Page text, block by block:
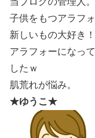
子供をもつアラフ
新しいもの大好き
アラフォーになっ
したｗ
肌荒れが悩み。
★ゆうこ★